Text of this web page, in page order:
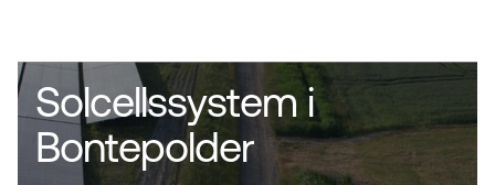
Solcellssystem i
Bontepolder